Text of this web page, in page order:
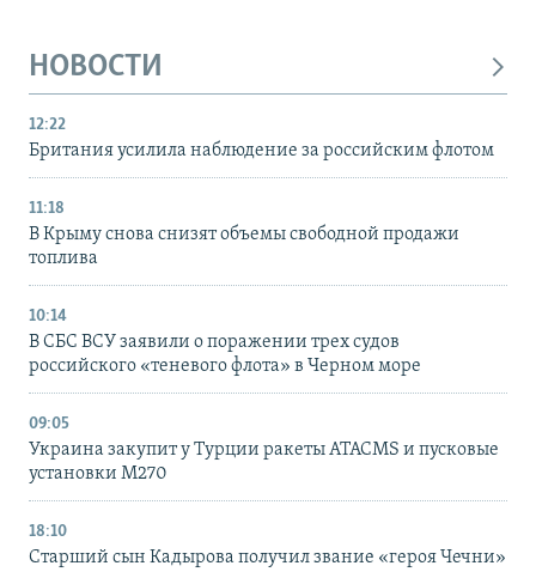
НОВОСТИ
12:22
Британия усилила наблюдение за российским флотом
11:18
В Крыму снова снизят объемы свободной продажи
топлива
10:14
В СБС ВСУ заявили о поражении трех судов
российского «теневого флота» в Черном море
09:05
Украина закупит у Турции ракеты ATACMS и пусковые
установки M270
18:10
Старший сын Кадырова получил звание «героя Чечни»